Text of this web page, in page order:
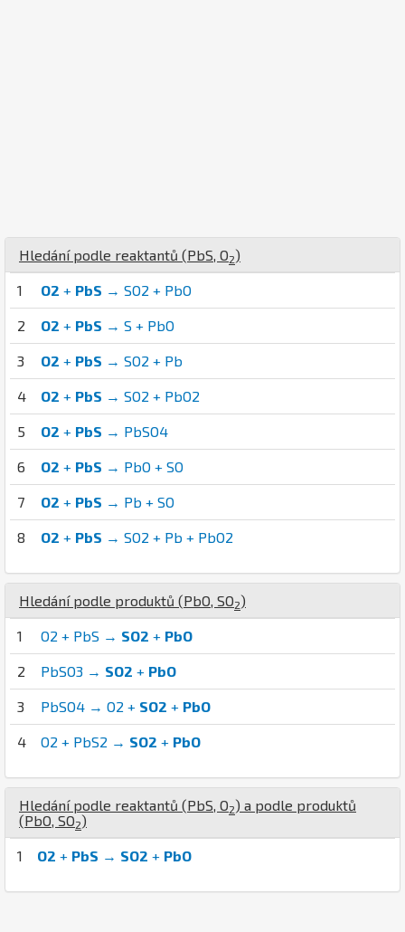
Hledání podle reaktantů (PbS, O2)
1 O2 + PbS → SO2 + PbO
2 O2 + PbS → S + PbO
3 O2 + PbS → SO2 + Pb
4 O2 + PbS → SO2 + PbO2
5 O2 + PbS → PbSO4
6 O2 + PbS → PbO + SO
7 O2 + PbS → Pb + SO
8 O2 + PbS → SO2 + Pb + PbO2
Hledání podle produktů (PbO, SO2)
1 O2 + PbS → SO2 + PbO
2 PbSO3 → SO2 + PbO
3 PbSO4 → O2 + SO2 + PbO
4 O2 + PbS2 → SO2 + PbO
Hledání podle reaktantů (PbS, O2) a podle produktů
(PbO, SO2)
1 O2 + PbS → SO2 + PbO